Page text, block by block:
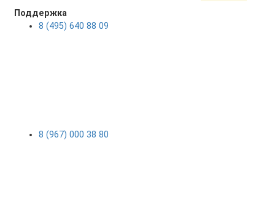
Поддержка
8 (495) 640 88 09
8 (967) 000 38 80